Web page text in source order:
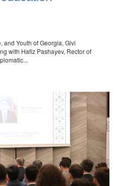
and Youth of Georgia, Givi
with Hafiz Pashayev, Rector of